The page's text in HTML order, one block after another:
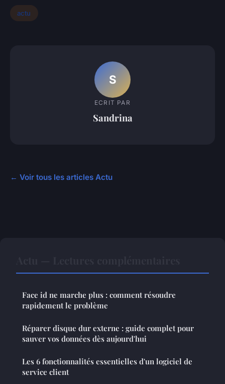
actu
S
ECRIT PAR
Sandrina
← Voir tous les articles Actu
Face id ne marche plus : comment résoudre
rapidement le problème
Réparer disque dur externe : guide complet pour
sauver vos données dès aujourd'hui
Les 6 fonctionnalités essentielles d'un logiciel de
service client